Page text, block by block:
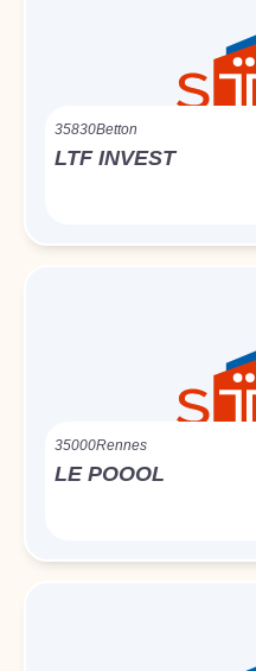
35830Betton
LTF INVEST
35000Rennes
LE POOOL